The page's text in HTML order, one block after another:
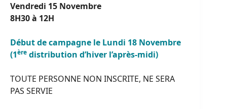
Vendredi 15 Novembre
8H30 à 12H
Début de campagne le Lundi 18 Novembre
(1ère distribution d’hiver l’après-midi)
TOUTE PERSONNE NON INSCRITE, NE SERA
PAS SERVIE